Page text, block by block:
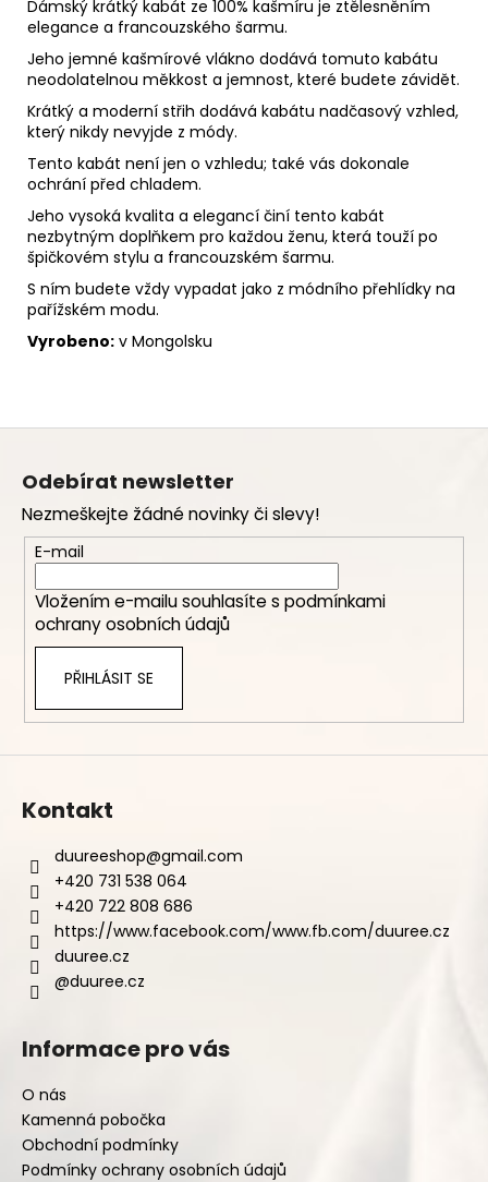
Dámský krátký kabát ze 100% kašmíru je ztělesněním
elegance a francouzského šarmu.
Jeho jemné kašmírové vlákno dodává tomuto kabátu
neodolatelnou měkkost a jemnost, které budete závidět.
Krátký a moderní střih dodává kabátu nadčasový vzhled,
který nikdy nevyjde z módy.
Tento kabát není jen o vzhledu; také vás dokonale
ochrání před chladem.
Jeho vysoká kvalita a elegancí činí tento kabát
nezbytným doplňkem pro každou ženu, která touží po
špičkovém stylu a francouzském šarmu.
S ním budete vždy vypadat jako z módního přehlídky na
pařížském modu.
Vyrobeno: v Mongolsku
Z
Odebírat newsletter
Nezmeškejte žádné novinky či slevy!
E-mail
Vložením e-mailu souhlasíte s podmínkami
ochrany osobních údajů
PŘIHLÁSIT SE
Kontakt
duureeshop@gmail.com
+420 731 538 064
+420 722 808 686
https://www.facebook.com/www.fb.com/duuree.cz
duuree.cz
@duuree.cz
Informace pro vás
O nás
Kamenná pobočka
Obchodní podmínky
Podmínky ochrany osobních údajů